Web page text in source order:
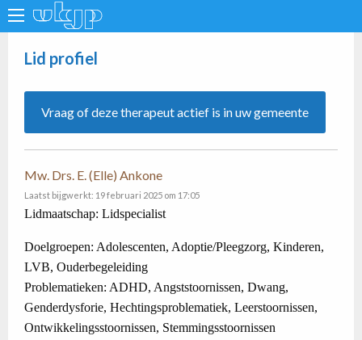
Lid profiel
Vraag of deze therapeut actief is in uw gemeente
Mw. Drs. E. (Elle) Ankone
Laatst bijgwerkt: 19 februari 2025 om 17:05
Lidmaatschap: Lidspecialist
Doelgroepen: Adolescenten, Adoptie/Pleegzorg, Kinderen,
LVB, Ouderbegeleiding
Problematieken: ADHD, Angststoornissen, Dwang,
Genderdysforie, Hechtingsproblematiek, Leerstoornissen,
Ontwikkelingsstoornissen, Stemmingsstoornissen